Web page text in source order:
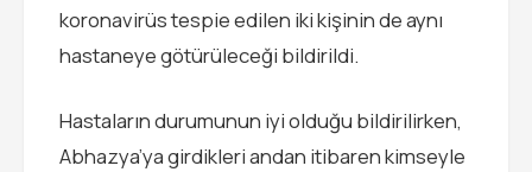
koronavirüs tespie edilen iki kişinin de aynı
hastaneye götürüleceği bildirildi.
Hastaların durumunun iyi olduğu bildirilirken,
Abhazya’ya girdikleri andan itibaren kimseyle